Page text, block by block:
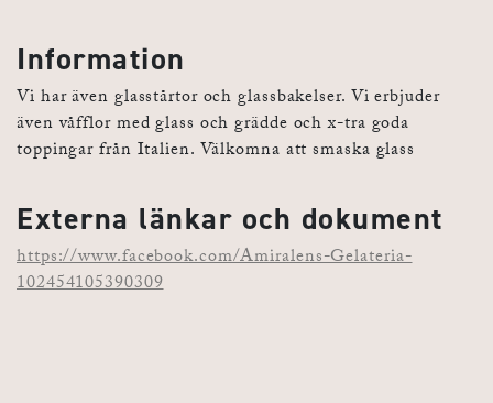
Information
Vi har även glasstårtor och glassbakelser. Vi erbjuder
även våfflor med glass och grädde och x-tra goda
toppingar från Italien. Välkomna att smaska glass
Externa länkar och dokument
https://www.facebook.com/Amiralens-Gelateria-
102454105390309